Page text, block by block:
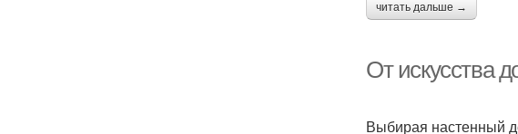
читать дальше →
От искусства
Выбирая настенный